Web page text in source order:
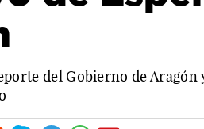
del Gobierno de